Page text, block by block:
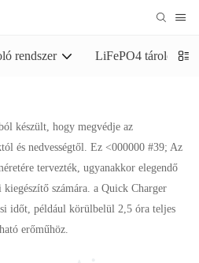
rendszer LiFePO4 tároló
készült, hogy megvédje az
és nedvességtől. Ez <000000 #39; Az
tervezték, ugyanakkor elegendő
számára. a Quick Charger
időt, például körülbelül 2,5 óra teljes
erőműhöz.